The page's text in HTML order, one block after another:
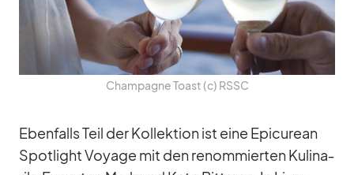
Cham­pa­gne Toast (c) RSSC
Eben­falls Teil der Kol­lek­tion ist eine Epi­cu­rean
Spot­light Voyage mit den re­nom­mier­ten Ku­li­na­